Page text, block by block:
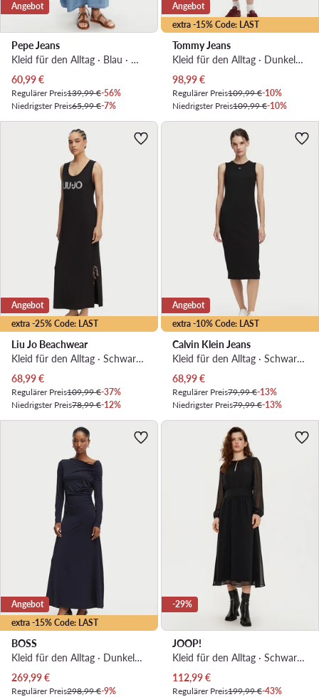
Angebot
Pepe Jeans
Kleid für den Alltag · Blau · Midi
Aktueller Preis
60,99€
Regulärer Preis139,99 €-56%
Niedrigster Preis65,99 €-7%
extra -15% Code: LAST
Angebot
Tommy Jeans
Kleid für den Alltag · Dunkelblau · Midi
Aktueller Preis
98,99€
Regulärer Preis109,99 €-10%
Niedrigster Preis109,99 €-10%
extra -25% Code: LAST
Angebot
Liu Jo Beachwear
Kleid für den Alltag · Schwarz · Midi
Aktueller Preis
68,99€
Regulärer Preis109,99 €-37%
Niedrigster Preis78,99 €-12%
extra -10% Code: LAST
Angebot
Calvin Klein Jeans
Kleid für den Alltag · Schwarz · Midi
Aktueller Preis
68,99€
Regulärer Preis79,99 €-13%
Niedrigster Preis79,99 €-13%
extra -15% Code: LAST
Angebot
BOSS
Kleid für den Alltag · Dunkelblau · Midi
Aktueller Preis
269,99€
Regulärer Preis298,99 €-9%
-29%
JOOP!
Kleid für den Alltag · Schwarz · Midi
Aktueller Preis
112,99€
Regulärer Preis199,99 €-43%